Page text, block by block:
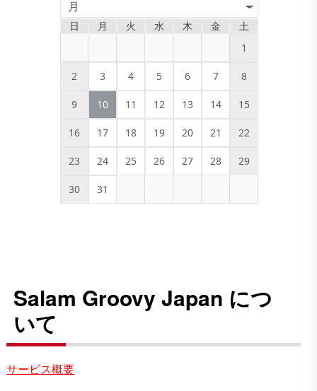
月
日 月 火 水 木 金 土
1
2 3 4 5 6 7 8
9 10 11 12 13 14 15
16 17 18 19 20 21 22
23 24 25 26 27 28 29
30 31
Salam Groovy Japan につ
いて
サービス概要